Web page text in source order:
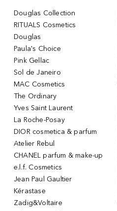
Douglas Collection
RITUALS Cosmetics
Douglas
Paula's Choice
Pink Gellac
Sol de Janeiro
MAC Cosmetics
The Ordinary
Yves Saint Laurent
La Roche-Posay
DIOR cosmetica & parfum
Atelier Rebul
CHANEL parfum & make-up
e.l.f. Cosmetics
Jean Paul Gaultier
Kérastase
Zadig&Voltaire